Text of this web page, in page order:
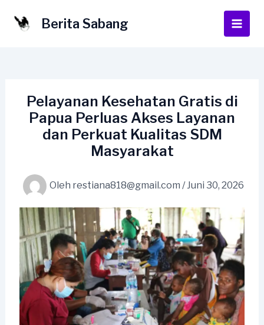
Berita Sabang
Main
Pelayanan Kesehatan Gratis di
Papua Perluas Akses Layanan
dan Perkuat Kualitas SDM
Masyarakat
Oleh restiana818@gmail.com /Juni 30, 2026